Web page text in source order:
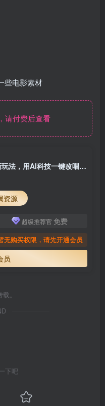
些电影素材
请付费后查看
一天收入2000+，最新中视频创新玩法，用AI科技一键改唱影解说 刷爆流量收益
资源
超级推荐官 免费
无购买权限，请先开通会员
员
。
下吧